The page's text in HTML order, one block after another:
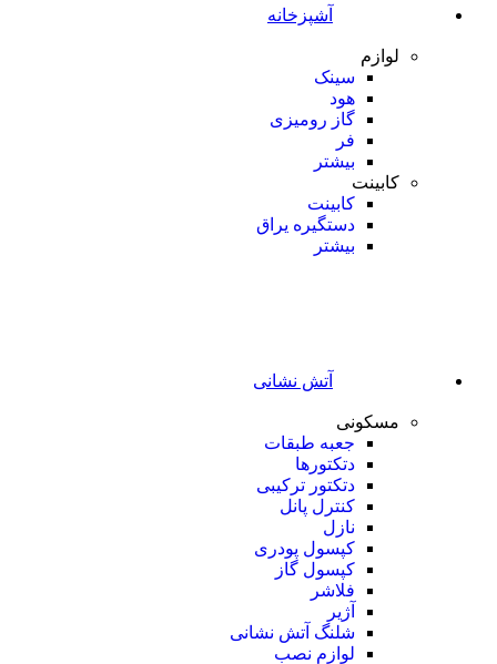
آشپزخانه
لوازم
سینک
هود
گاز رومیزی
فر
بیشتر
کابینت
کابینت
دستگیره یراق
بیشتر
آتش نشانی
مسکونی
جعبه طبقات
دتکتورها
دتکتور ترکیبی
کنترل پانل
نازل
کپسول پودری
کپسول گاز
فلاشر
آژیر
شلنگ آتش نشانی
لوازم نصب